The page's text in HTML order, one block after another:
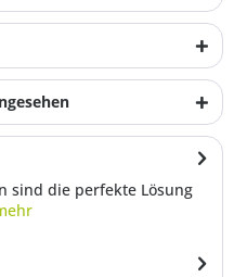
sind die perfekte Lösung